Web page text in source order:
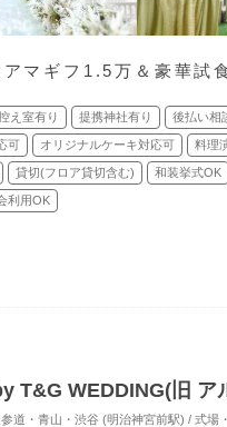
マギフ1.5万＆豪華試
え室有り 提携神社有り 後払い相
可 オリジナルケーキ対応可 料理
貸切(フロア貸切含む) 和装挙式OK
利用OK
T&G WEDDING(旧 ア
価道・青山・渋谷 (明治神宮前駅) / 式場